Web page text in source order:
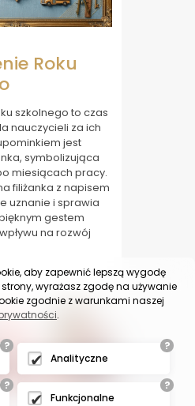
Roku
szkolnego to czas
nauczycieli za ich
jest
symbolizująca
miesiącach pracy.
filiżanka z napisem
uznanie i sprawia
gestem
na rozwój
aby zapewnić lepszą wygodę
wyrażasz zgodę na używanie
zgodnie z warunkami naszej
.
?
?
Analityczne
?
?
Funkcjonalne